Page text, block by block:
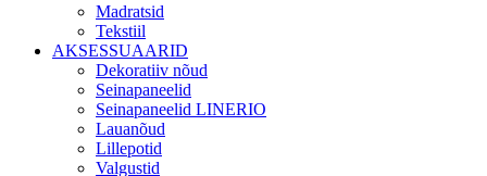
Madratsid
Tekstiil
AKSESSUAARID
Dekoratiiv nõud
Seinapaneelid
Seinapaneelid LINERIO
Lauanõud
Lillepotid
Valgustid